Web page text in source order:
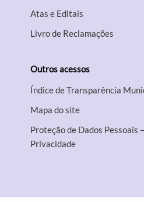
Atas e Editais
Livro de Reclamações
Outros acessos
Índice de Transparência
Mapa do site
Proteção de Dados Pessoais
Privacidade